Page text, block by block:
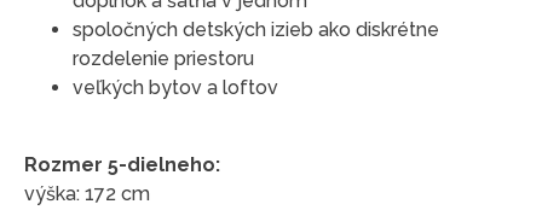
spoločných detských izieb ako diskrétne
rozdelenie priestoru
veľkých bytov a loftov
Rozmer 5-dielneho:
výška: 172 cm